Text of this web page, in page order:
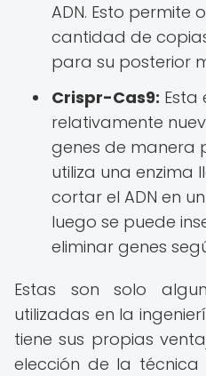
ADN. Esto permite
cantidad de
para su posterior
Crispr-Cas9: Esta
relativamente
genes de manera
utiliza una enzima
cortar el ADN en
luego se puede
eliminar genes
Estas son solo
utilizadas en la
tiene sus propias
elección de la